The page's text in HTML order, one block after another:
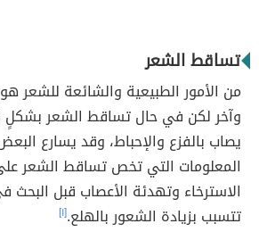
تساقط الشعر
من الأمور الطبيعية والشائعة للشعر
وآخر لكن في حال تساقط الشعر بشكلٍ
يصاب بالفزع والإحباط، وقد يسارع
المعلومات التي تخص تساقط الشعر
الاسترخاء وتهدئة الأعصاب قبل
تتسبب بزيادة الشعور بالهلع.[١]